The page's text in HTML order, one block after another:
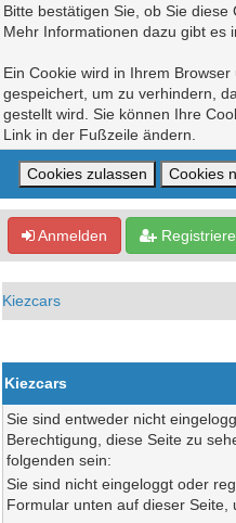
Bitte bestätigen Sie, ob Sie diese
Mehr Informationen dazu gibt es
Ein Cookie wird in Ihrem
gespeichert, um zu verhindern,
gestellt wird. Sie können Ihre
Link in der Fußzeile ändern.
Anmelden
Kiezcars
Kiezcars
Sie sind entweder nicht
Berechtigung, diese Seite zu
folgenden sein:
Sie sind nicht eingeloggt oder
Formular unten auf dieser Seite,